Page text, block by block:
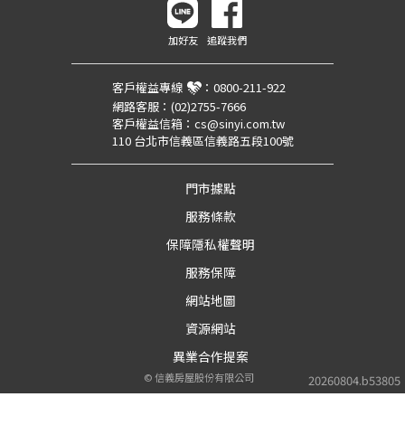
20260804.b53805
加好友 追蹤我們
客戶權益專線 ： 0800-211-922
網路客服： (02)2755-7666
客戶權益信箱： cs@sinyi.com.tw
110 台北市信義區信義路五段100號
門市據點
服務條款
保障隱私權聲明
服務保障
網站地圖
資源網站
異業合作提案
©信義房屋股份有限公司